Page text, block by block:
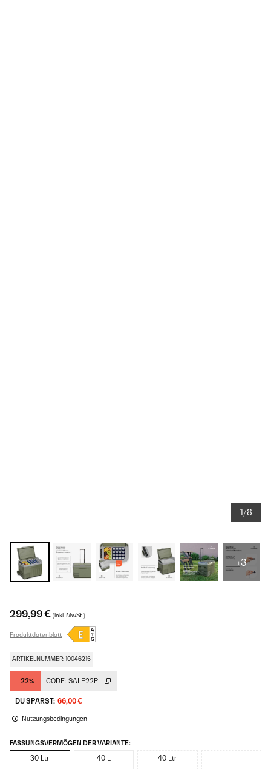
1/8
+3
299,99 € (inkl. MwSt.)
Produktdatenblatt
ARTIKELNUMMER: 10046215
-22% CODE: SALE22P
DU SPARST: 66,00 €
Nutzungsbedingungen
FASSUNGSVERMÖGEN DER VARIANTE:
30 Ltr 40 L 40 Ltr